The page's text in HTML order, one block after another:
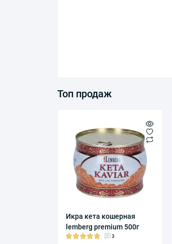
Топ продаж
Икра кета кошерная
lemberg premium 500г
3